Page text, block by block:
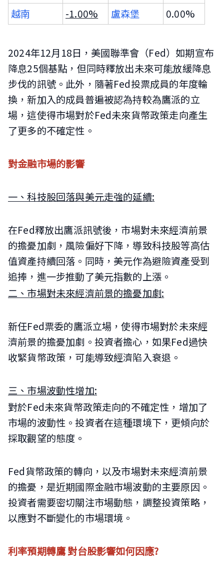
越南
-1.00% 盧森堡 0.00%
2024年12月18日，美國聯準會（Fed）如期宣布
降息25個基點，但同時釋放出未來可能放緩降息
步伐的訊號。此外，隨著Fed投票成員的年度輪
換，新加入的成員普遍被認為持較為鷹派的立
場，這使得市場對於Fed未來貨幣政策走向產生
了更多的不確定性。
對金融市場的影響
一、科技股回落與美元走強的延續:
在Fed釋放出鷹派訊號後，市場對未來經濟前景
的擔憂加劇，風險偏好下降，導致科技股等高估
值資產持續回落。同時，美元作為避險資產受到
追捧，進一步推動了美元指數的上漲。
二、市場對未來經濟前景的擔憂加劇:
新任Fed票委的鷹派立場，使得市場對於未來經
濟前景的擔憂加劇。投資者擔心，如果Fed過快
收緊貨幣政策，可能導致經濟陷入衰退。
三、市場波動性增加:
對於Fed未來貨幣政策走向的不確定性，增加了
市場的波動性。投資者在這種環境下，更傾向於
採取觀望的態度。
Fed貨幣政策的轉向，以及市場對未來經濟前景
的擔憂，是近期國際金融市場波動的主要原因。
投資者需要密切關注市場動態，調整投資策略，
以應對不斷變化的市場環境。
利率預期轉鷹 對台股影響如何因應?